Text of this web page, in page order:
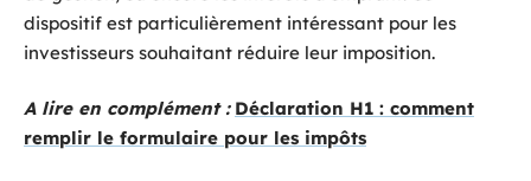
dispositif est particulièrement intéressant pour les
investisseurs souhaitant réduire leur imposition.
A lire en complément : Déclaration H1 : comment
remplir le formulaire pour les impôts